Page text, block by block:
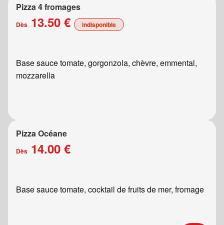
Pizza 4 fromages
Dès 13.50 € indisponible
Base sauce tomate, gorgonzola, chèvre, emmental,
mozzarella
Pizza Océane
Dès 14.00 €
Base sauce tomate, cocktail de fruits de mer, fromage